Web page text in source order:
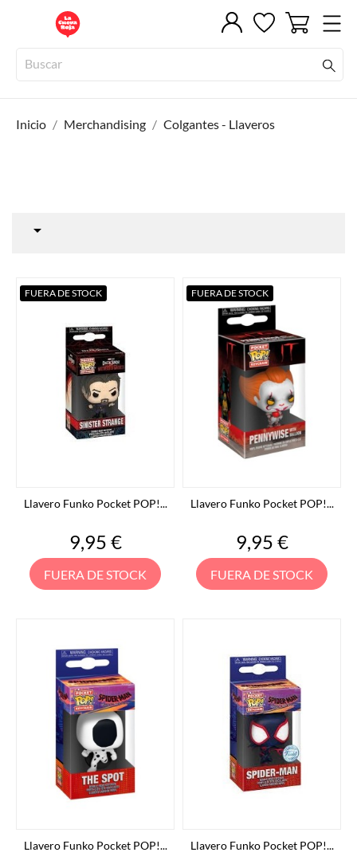
Inicio Merchandising Colgantes - Llaveros

Llavero Funko Pocket POP!...
Precio
9,95 €
FUERA DE STOCK
FUERA DE STOCK
Llavero Funko Pocket POP!...
Precio
9,95 €
FUERA DE STOCK
FUERA DE STOCK
Llavero Funko Pocket POP!... Llavero Funko Pocket POP!...